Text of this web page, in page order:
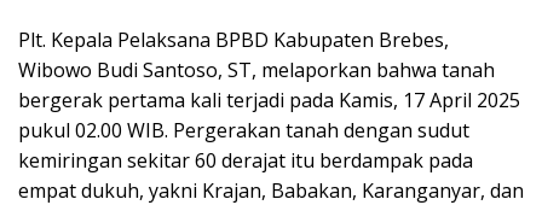
Plt. Kepala Pelaksana BPBD Kabupaten Brebes,
Wibowo Budi Santoso, ST, melaporkan bahwa tanah
bergerak pertama kali terjadi pada Kamis, 17 April 2025
pukul 02.00 WIB. Pergerakan tanah dengan sudut
kemiringan sekitar 60 derajat itu berdampak pada
empat dukuh, yakni Krajan, Babakan, Karanganyar, dan